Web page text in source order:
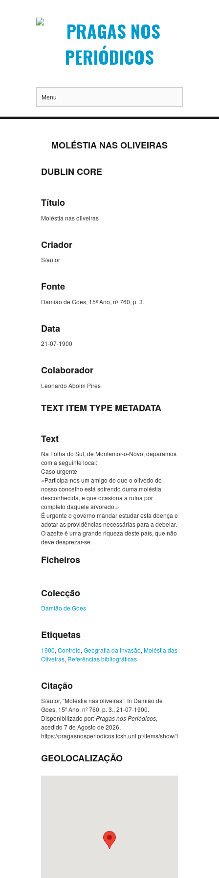
Menu
MOLÉSTIA NAS OLIVEIRAS
DUBLIN CORE
Título
Moléstia nas oliveiras
Criador
S/autor
Fonte
Damião de Goes, 15º Ano, nº 760, p. 3.
Data
21-07-1900
Colaborador
Leonardo Aboim Pires
TEXT ITEM TYPE METADATA
Text
Na Folha do Sul, de Montemor-o-Novo, deparamos
com a seguinte local:
Caso urgente
«Participa-nos um amigo de que o olivedo do
nosso concelho está sofrendo duma moléstia
desconhecida, e que ocasiona a ruína por
completo daquele arvoredo.»
É urgente o governo mandar estudar esta doença e
adotar as providências necessárias para a debelar.
O azeite é uma grande riqueza deste país, que não
deve desprezar-se.
Ficheiros
Colecção
Damião de Goes
Etiquetas
1900, Controlo, Geografia da invasão, Moléstia das
Oliveiras, Referências bibliográficas
Citação
S/autor, “Moléstia nas oliveiras”. In Damião de
Goes, 15º Ano, nº 760, p. 3., 21-07-1900.
Disponibilizado por:Pragas nos Periódicos,
acedido 7 de Agosto de 2026,
https://pragasnosperiodicos.fcsh.unl.pt/items/show/1292
GEOLOCALIZAÇÃO